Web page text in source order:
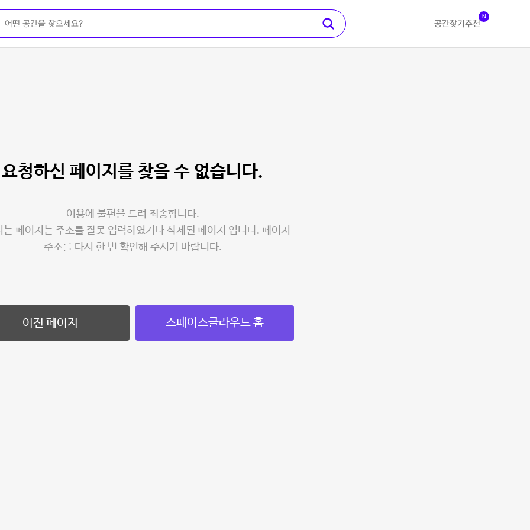
공간찾기 추천
N
요청하신 페이지를 찾을 수 없습니다.
이용에 불편을 드려 죄송합니다.
는 페이지는 주소를 잘못 입력하였거나 삭제된 페이지 입니다. 페이지
주소를 다시 한 번 확인해 주시기 바랍니다.
이전 페이지 스페이스클라우드 홈